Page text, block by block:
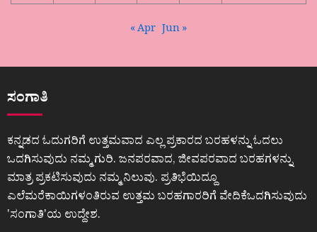
« Apr Jun »
ಸಂಗಾತಿ
ಕನ್ನಡದ ಓದುಗರಿಗೆ ಉತ್ತಮವಾದ ಎಲ್ಲ ಪ್ರಕಾರದ ಬರಹಳನ್ನು ಓದಲು
ಒದಗಿಸುವುದು ನಮ್ಮ ಗುರಿ. ಜನಪರವಾದ, ಜೀವಪರವಾದ ಬರಹಗಳನ್ನು
ಮಾತ್ರ ಪ್ರಕಟಿಸುವುದು ನಮ್ಮ ನಿಲುವು. ಪ್ರತಿಭೆಯಿದ್ದೂ
ಎಲೆಮರೆಕಾಯಿಗಳಂತಿರುವ ಉತ್ತಮ ಬರಹಗಾರರಿಗೆ ವೇದಿಕೆಒದಗಿಸುವುದು
ʼಸಂಗಾತಿʼಯ ಉದ್ದೇಶ.